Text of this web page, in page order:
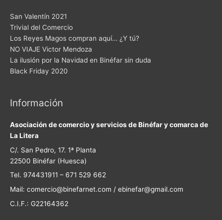
San Valentín 2021
Trivial del Comercio
Los Reyes Magos compran aquí… ¿Y tú?
NO VIAJE Victor Mendoza
La ilusión por la Navidad en Binéfar sin duda
Black Friday 2020
Información
Asociación de comercio y servicios de Binéfar y comarca de
La Litera
C/. San Pedro, 17. 1ª Planta
22500 Binéfar (Huesca)
Tel. 974431911 – 671 529 662
Mail: comercio@binefarnet.com / ebinefar@gmail.com
C.I.F.: G22164362